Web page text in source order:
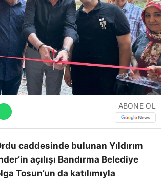
Instagram
ABONE OL
caddesinde bulunan Yıldırım
açılışı Bandırma Belediye
Tosun’un da katılımıyla